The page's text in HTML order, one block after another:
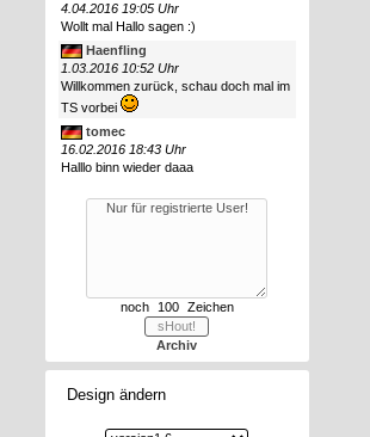
4.04.2016 19:05 Uhr
Wollt mal Hallo sagen :)
Haenfling
1.03.2016 10:52 Uhr
Willkommen zurück, schau doch mal im
TS vorbei
tomec
16.02.2016 18:43 Uhr
Halllo binn wieder daaa
noch Zeichen
Archiv
Design ändern